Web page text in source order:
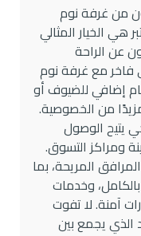
من غرفة نوم
الخيار المثالي
عن الراحة
فاخر مع غرفة نوم
إضافي للضيوف أو
من الخصوصية.
يتيح الوصول
ومراكز التسوق.
المريحة، بما
وخدمات
آمنة. لا تفوت
الذي يجمع بين